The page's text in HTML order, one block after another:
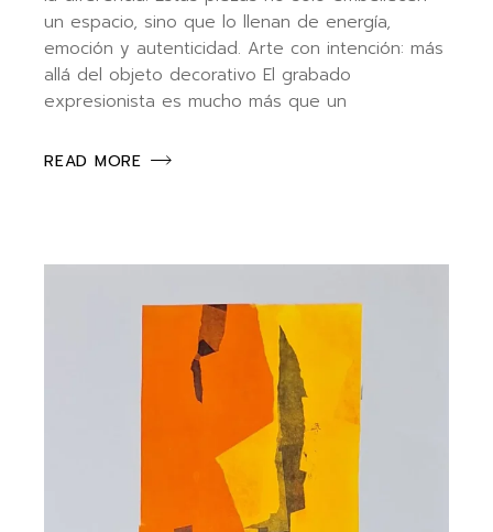
un espacio, sino que lo llenan de energía,
emoción y autenticidad. Arte con intención: más
allá del objeto decorativo El grabado
expresionista es mucho más que un
READ MORE